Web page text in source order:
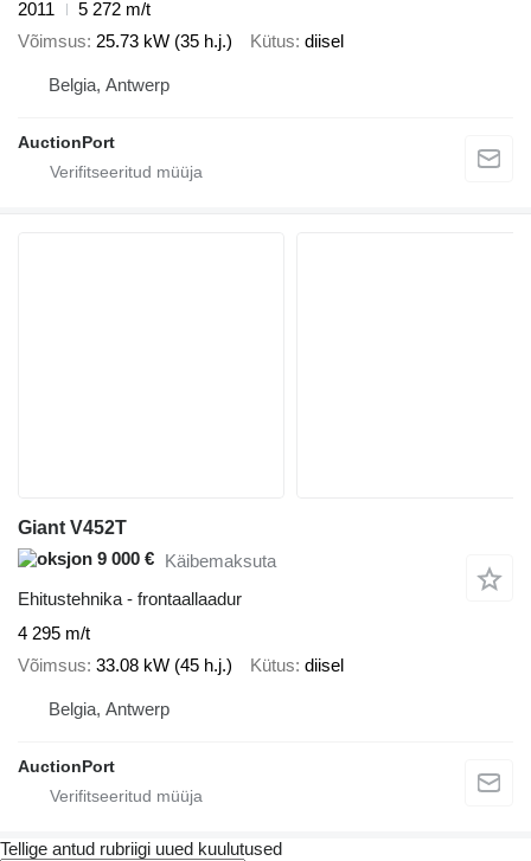
2011
5 272 m/t
Võimsus 25.73 kW (35 h.j.) Kütus diisel
Belgia, Antwerp
AuctionPort
Giant V452T
9 000 € Käibemaksuta
Ehitustehnika - frontaallaadur
4 295 m/t
Võimsus 33.08 kW (45 h.j.) Kütus diisel
Belgia, Antwerp
AuctionPort
Tellige antud rubriigi uued kuulutused